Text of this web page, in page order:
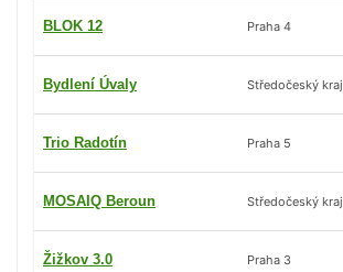
BLOK 12 Praha 4
Bydlení Úvaly Středočeský kraj
Trio Radotín Praha 5
MOSAIQ Beroun Středočeský kraj
Žižkov 3.0 Praha 3